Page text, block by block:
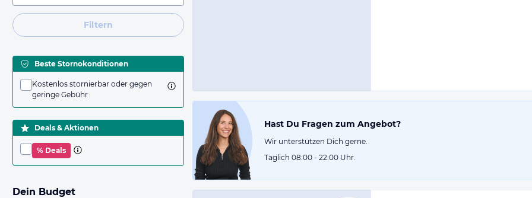
Filtern
Beste Stornokonditionen
Kostenlos stornierbar oder gegen
geringe Gebühr
Deals & Aktionen
% Deals
Dein Budget
Hast Du Fragen zum Angebot?
Wir unterstützen Dich gerne.
Täglich 08:00 - 22:00 Uhr.